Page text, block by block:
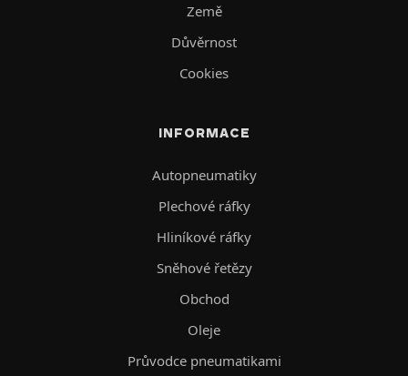
Země
Důvěrnost
Cookies
INFORMACE
Autopneumatiky
Plechové ráfky
Hliníkové ráfky
Sněhové řetězy
Obchod
Oleje
Průvodce pneumatikami